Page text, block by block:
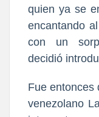
quien ya se
encantando
con un
decidió
Fue entonces
venezolano